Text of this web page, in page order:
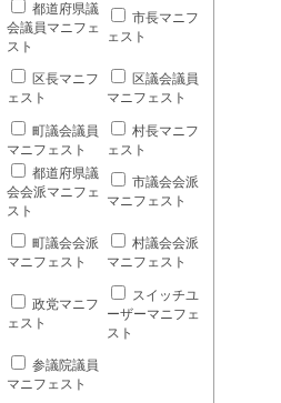
都道府県議
会議員マニフェ
スト
市長マニフ
ェスト
区長マニフ
ェスト
区議会議員
マニフェスト
町議会議員
マニフェスト
村長マニフ
ェスト
都道府県議
会会派マニフェ
スト
市議会会派
マニフェスト
町議会会派
マニフェスト
村議会会派
マニフェスト
政党マニフ
ェスト
スイッチユ
ーザーマニフェ
スト
参議院議員
マニフェスト